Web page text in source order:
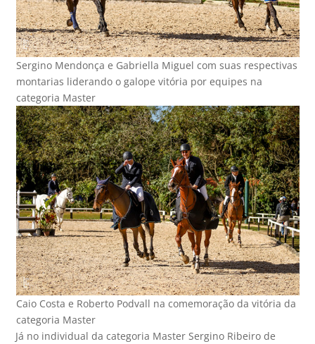
Sergino Mendonça e Gabriella Miguel com suas respectivas
montarias liderando o galope vitória por equipes na
categoria Master
Caio Costa e Roberto Podvall na comemoração da vitória da
categoria Master
Já no individual da categoria Master Sergino Ribeiro de